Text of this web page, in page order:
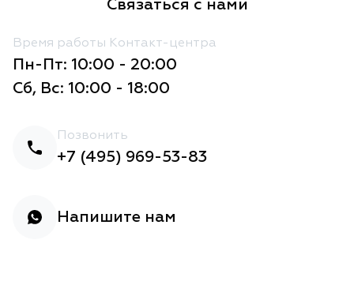
Связаться с нами
Время работы Контакт-центра
Пн-Пт: 10:00 - 20:00
Сб, Вс: 10:00 - 18:00
Позвонить
+7 (495) 969-53-83
Напишите нам